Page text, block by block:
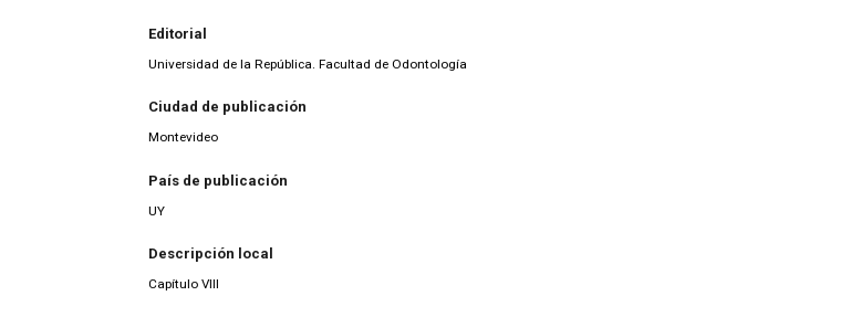
Editorial
Universidad de la República. Facultad de Odontología
Ciudad de publicación
Montevideo
País de publicación
UY
Descripción local
Capítulo VIII